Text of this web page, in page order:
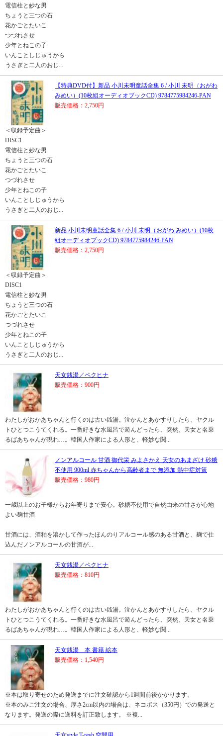
電信柱と妙な男
ちょうと三つの石
花かごとたいこ
つづれさせ
少年とねこの子
いんことしじゅうから
うさぎと二人のおじ...
【特典DVD付】新品 小川未明童話全集 6 / 小川 未明（おがわ
みめい）(10枚組オーディオブックCD) 9784775984246-PAN
販売価格：2,750円
＜収録予定曲＞
DISC1
電信柱と妙な男
ちょうと三つの石
花かごとたいこ
つづれさせ
少年とねこの子
いんことしじゅうから
うさぎと二人のおじ...
新品 小川未明童話全集 6 / 小川 未明（おがわ みめい）(10枚
組オーディオブックCD) 9784775984246-PAN
販売価格：2,750円
＜収録予定曲＞
DISC1
電信柱と妙な男
ちょうと三つの石
花かごとたいこ
つづれさせ
少年とねこの子
いんことしじゅうから
うさぎと二人のおじ...
天女銭湯／ペクヒナ
販売価格：900円
わたしがおかあちゃんと行くのは古い銭湯。泣かんとあかすりしたら、ヤクル
トひとつこうてくれる。一番好きな水風呂で遊んどったら、突然、天女と名乗
るばあちゃんが現れ…。韓国人作家による人形と、軽妙な関...
ノンアルコール 甘酒 御代栄 みよさかえ 天女のあまざけ 砂糖
不使用 900ml 赤ちゃんから高齢者まで 無添加 熱中症対策
販売価格：980円
一歳以上のお子様からお年寄りまで安心。砂糖不使用で自然由来の甘さが心地
よい麹甘酒
甘酒には、酒粕を溶かして作ったほんのりアルコール感のある甘酒と、麹で仕
込んだノンアルコールの甘酒が...
天女銭湯／ペクヒナ
販売価格：810円
わたしがおかあちゃんと行くのは古い銭湯。泣かんとあかすりしたら、ヤクル
トひとつこうてくれる。一番好きな水風呂で遊んどったら、突然、天女と名乗
るばあちゃんが現れ…。韓国人作家による人形と、軽妙な関...
天女銭湯 本 書籍 絵本
販売価格：1,540円
※本は取り寄せのため発送までに注文確認から1週間前後かかります。
※本のみご注文の場合、厚さ2cm以内の場合は、ネコポス（350円）での発送と
なります。発送の際に送料を訂正致します。 ※複...